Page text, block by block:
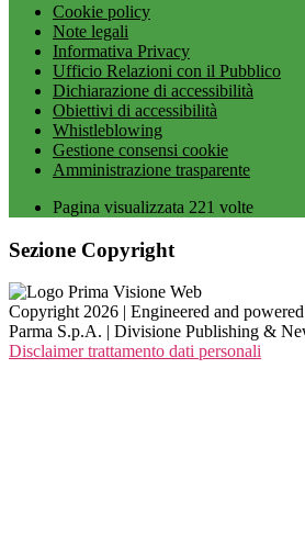
Cookie policy
Note legali
Informativa Privacy
Ufficio Relazioni con il Pubblico
Dichiarazione di accessibilità
Obiettivi di accessibilità
Whistleblowing
Gestione consensi cookie
Amministrazione trasparente
Pagina visualizzata 221 volte
Sezione Copyright
Copyright 2026 | Engineered and
Parma S.p.A. | Divisione Publishing &
Disclaimer trattamento dati personali